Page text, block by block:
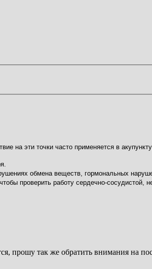
на эти точки часто применяется в
обмена веществ, гормональных
проверить работу сердечно-сосудистой,
прошу так же обратить внимания на